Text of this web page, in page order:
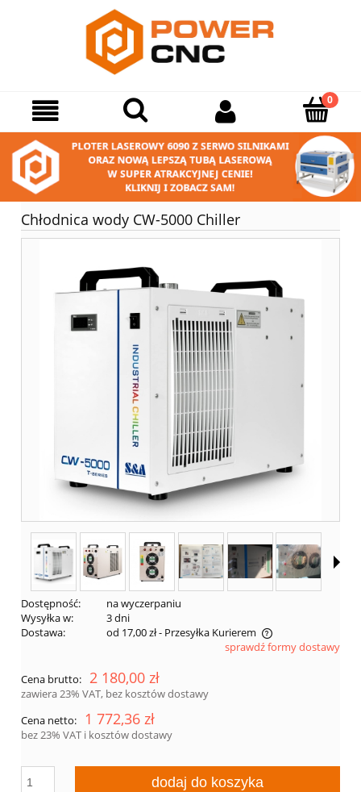
Chłodnica wody CW-5000 Chiller
Dostępność:
na wyczerpaniu
Wysyłka w:
3 dni
Dostawa:
od 17,00 zł- Przesyłka Kurierem
Cena nie zawiera ewentualnych kosztów płatnościsprawdź formy dostawy
Cena brutto: 2 180,00 zł
zawiera 23% VAT, bez kosztów dostawy
Cena netto:
1 772,36 zł
bez 23% VAT i kosztów dostawy
dodaj do koszyka